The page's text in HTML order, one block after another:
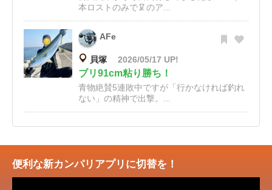
本ロストのみで🦑のア...
AFe
貝塚 2026/05/17 UP!
ブリ91cm粘り勝ち！
青物絶賛5連敗中ですが「行かなければ釣れ
ない」の精神で出撃。...
便利な新カンパリアプリに切替を！